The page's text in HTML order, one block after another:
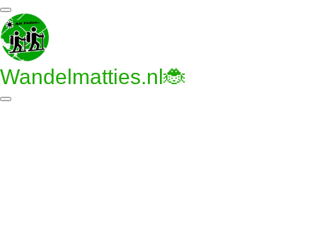
Ga
direct
naar
de
hoofdinhoud
Wandelmatties.nl🐞